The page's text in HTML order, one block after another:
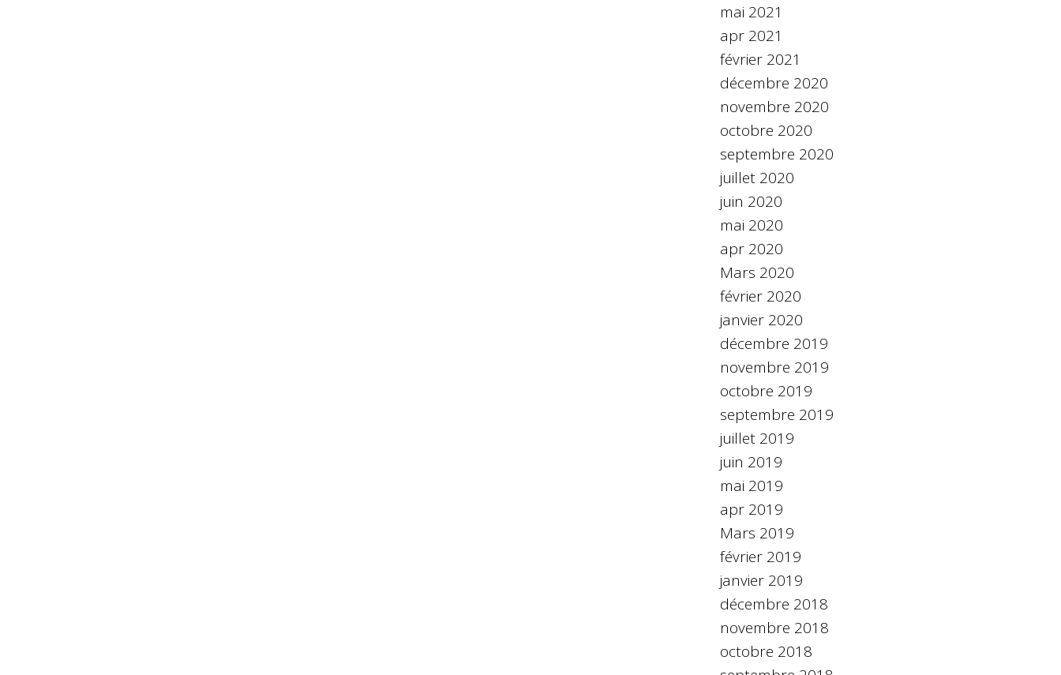
mai 2021
apr 2021
février 2021
décembre 2020
novembre 2020
octobre 2020
septembre 2020
juillet 2020
juin 2020
mai 2020
apr 2020
Mars 2020
février 2020
janvier 2020
décembre 2019
novembre 2019
octobre 2019
septembre 2019
juillet 2019
juin 2019
mai 2019
apr 2019
Mars 2019
février 2019
janvier 2019
décembre 2018
novembre 2018
octobre 2018